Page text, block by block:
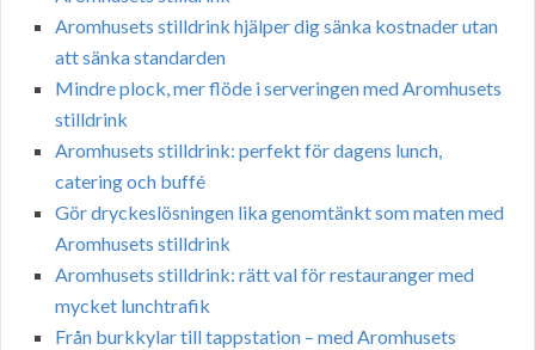
Aromhusets stilldrink hjälper dig sänka kostnader utan
att sänka standarden
Mindre plock, mer flöde i serveringen med Aromhusets
stilldrink
Aromhusets stilldrink: perfekt för dagens lunch,
catering och buffé
Gör dryckeslösningen lika genomtänkt som maten med
Aromhusets stilldrink
Aromhusets stilldrink: rätt val för restauranger med
mycket lunchtrafik
Från burkkylar till tappstation – med Aromhusets